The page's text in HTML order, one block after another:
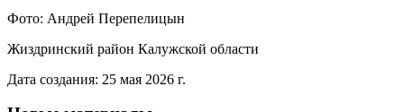
Фото: Андрей Перепелицын
Жиздринский район Калужской области
Дата создания: 25 мая 2026 г.